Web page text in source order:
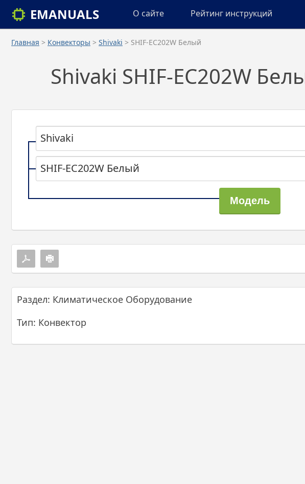
EMANUALS О сайте Рейтинг инструкций
Главная > Конвекторы > Shivaki > SHIF-EC202W Белый
Shivaki SHIF-EC202W
Shivaki
SHIF-EC202W Белый
Раздел: Климатическое Оборудование
Тип: Конвектор